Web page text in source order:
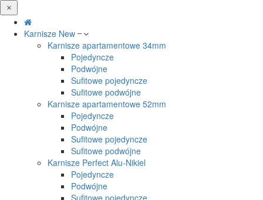
Karnisze New
Karnisze apartamentowe 34mm
Pojedyncze
Podwójne
Sufitowe pojedyncze
Sufitowe podwójne
Karnisze apartamentowe 52mm
Pojedyncze
Podwójne
Sufitowe pojedyncze
Sufitowe podwójne
Karnisze Perfect Alu-Nikiel
Pojedyncze
Podwójne
Sufitowe pojedyncze